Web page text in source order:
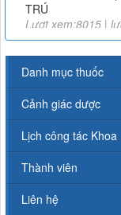
51/2017/TT-BYT
THÔNG TƯ
PHẢN VỆ
Lượt xem:11716 |
43-2007-QĐ-BYT
QUYẾT ĐỊNH 43-
Lượt xem:4735 |
TT 20/2017/TT-BYT
NGHỊ ĐỊNH SỐ
LIỆU LÀM THUỐC
Lượt xem:11208 |
TT-26/2019-BYT
Danh mục thuốc
Cảnh giác dược
Lịch công tác Khoa
Thành viên
Liên hệ